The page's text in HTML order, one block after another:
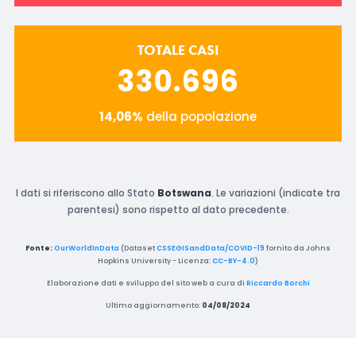
TOTALE CASI
330.696
14,06% della popolazione
I dati si riferiscono allo Stato Botswana. Le variazioni (indicate tra
parentesi) sono rispetto al dato precedente.
Fonte:OurWorldInData (DatasetCSSEGISandData/COVID-19 fornito da Johns
Hopkins University - Licenza:CC-BY-4.0)
Elaborazione dati e sviluppo del sito web a cura di Riccardo Borchi
Ultimo aggiornamento: 04/08/2024